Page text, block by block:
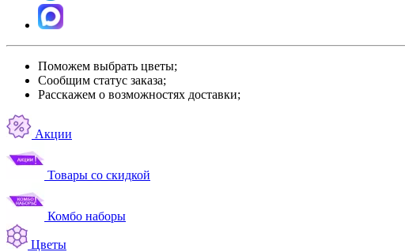
Поможем выбрать цветы;
Сообщим статус заказа;
Расскажем о возможностях доставки;
Акции
Товары со скидкой
Комбо наборы
Цветы